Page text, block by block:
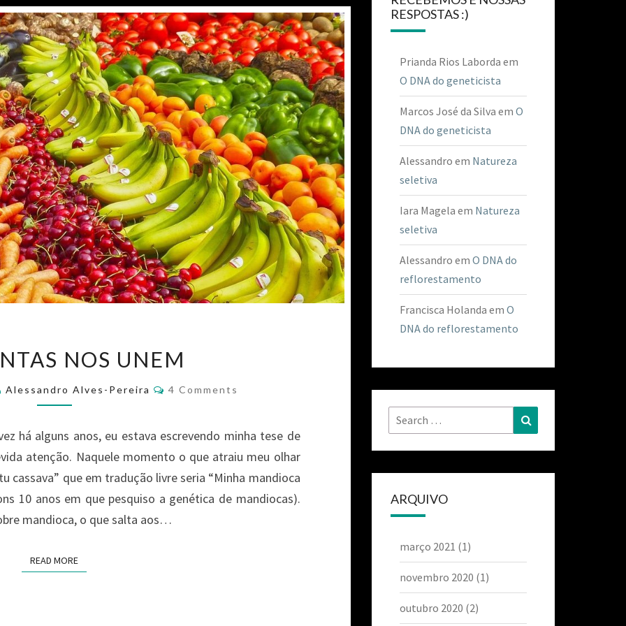
NOS UNEM
Alessandro Alves-Pereira 4 Comments
há alguns anos, eu estava escrevendo minha tese de
atenção. Naquele momento o que atraiu meu olhar
cassava” que em tradução livre seria “Minha mandioca
10 anos em que pesquiso a genética de mandiocas).
mandioca, o que salta aos…
READ MORE
RESPOSTAS :)
Prianda Rios Laborda em
O DNA do geneticista
Marcos José da Silva em O
DNA do geneticista
Alessandro em Natureza
seletiva
Iara Magela em Natureza
seletiva
Alessandro em O DNA do
reflorestamento
Francisca Holanda em O
DNA do reflorestamento
ARQUIVO
março 2021 (1)
novembro 2020 (1)
outubro 2020 (2)